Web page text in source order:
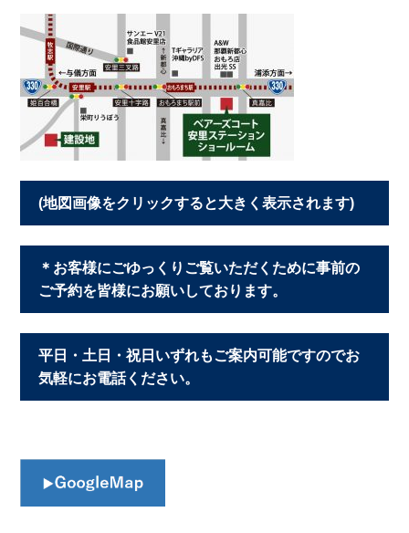
(地図画像をクリックすると大きく表示されます)
＊お客様にごゆっくりご覧いただくために事前の
ご予約を皆様にお願いしております。
平日・土日・祝日いずれもご案内可能ですのでお
気軽にお電話ください。